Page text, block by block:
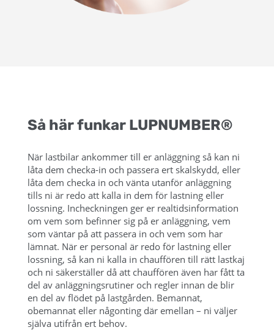
Så här funkar LUPNUMBER®
När lastbilar ankommer till er anläggning så kan ni
låta dem checka-in och passera ert skalskydd, eller
låta dem checka in och vänta utanför anläggning
tills ni är redo att kalla in dem för lastning eller
lossning. Incheckningen ger er realtidsinformation
om vem som befinner sig på er anläggning, vem
som väntar på att passera in och vem som har
lämnat. När er personal är redo för lastning eller
lossning, så kan ni kalla in chauffören till rätt lastkaj
och ni säkerställer då att chauffören även har fått ta
del av anläggningsrutiner och regler innan de blir
en del av flödet på lastgården. Bemannat,
obemannat eller någonting där emellan – ni väljer
själva utifrån ert behov.